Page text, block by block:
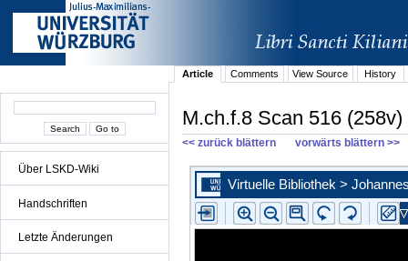
Über LSKD-Wiki
Handschriften
Letzte Änderungen
Article Comments View Source History
M.ch.f.8 Scan 516 (258v)
<< zurück blättern vorwärts blättern >>